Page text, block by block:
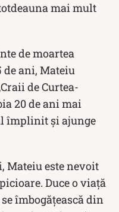
mai mult
de moartea
de ani, Mateiu
de Curtea-
20 de ani mai
împlinit și ajunge
Mateiu este nevoit
Duce o viață
îmbogățească din